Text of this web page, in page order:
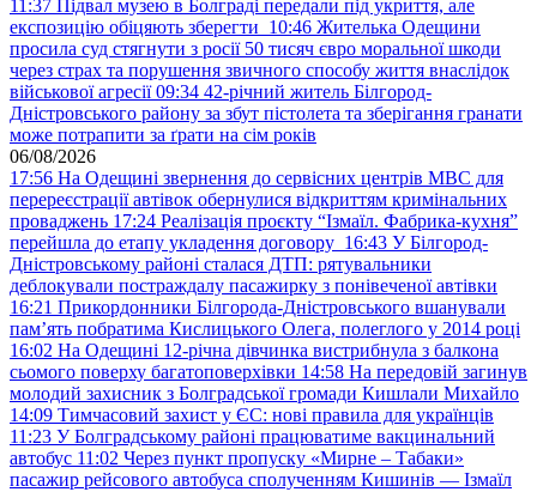
11:37 Підвал музею в Болграді передали під укриття, але
експозицію обіцяють зберегти 10:46 Жителька Одещини
просила суд стягнути з росії 50 тисяч євро моральної шкоди
через страх та порушення звичного способу життя внаслідок
військової агресії 09:34 42-річний житель Білгород-
Дністровського району за збут пістолета та зберігання гранати
може потрапити за ґрати на сім років
06/08/2026
17:56 На Одещині звернення до сервісних центрів МВС для
перереєстрації автівок обернулися відкриттям кримінальних
проваджень 17:24 Реалізація проєкту “Ізмаїл. Фабрика-кухня”
перейшла до етапу укладення договору 16:43 У Білгород-
Дністровському районі сталася ДТП: рятувальники
деблокували постраждалу пасажирку з понівеченої автівки
16:21 Прикордонники Білгорода-Дністровського вшанували
пам’ять побратима Кислицького Олега, полеглого у 2014 році
16:02 На Одещині 12-річна дівчинка вистрибнула з балкона
сьомого поверху багатоповерхівки 14:58 На передовій загинув
молодий захисник з Болградської громади Кишлали Михайло
14:09 Тимчасовий захист у ЄС: нові правила для українців
11:23 У Болградському районі працюватиме вакцинальний
автобус 11:02 Через пункт пропуску «Мирне – Табаки»
пасажир рейсового автобуса сполученням Кишинів — Ізмаїл